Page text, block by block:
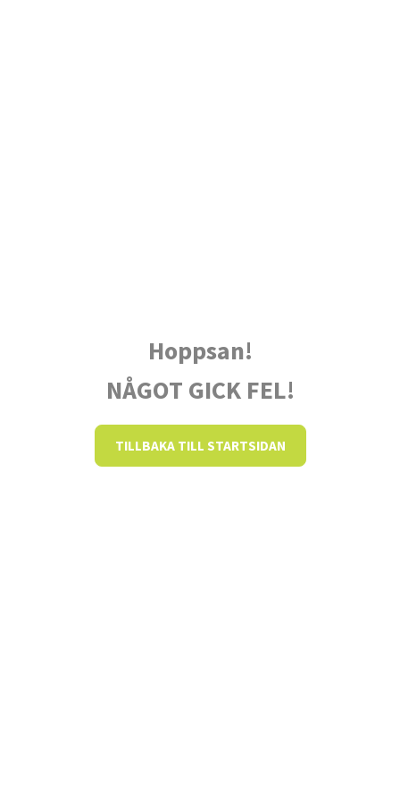
Hoppsan!
NÅGOT GICK FEL!
TILLBAKA TILL STARTSIDAN